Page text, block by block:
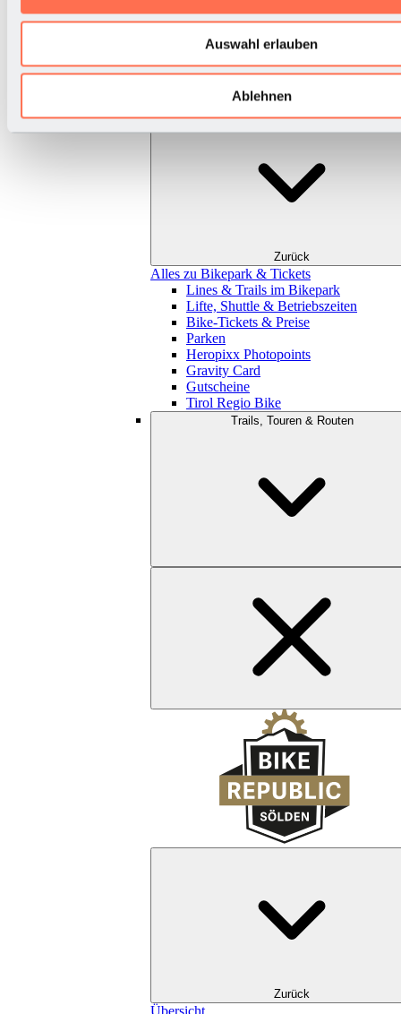
Auswahl erlauben
Ablehnen
Zurück
Alles zu Bikepark & Tickets
Lines & Trails im Bikepark
Lifte, Shuttle & Betriebszeiten
Bike-Tickets & Preise
Parken
Heropixx Photopoints
Gravity Card
Gutscheine
Tirol Regio Bike
Trails, Touren & Routen
Zurück
Übersicht